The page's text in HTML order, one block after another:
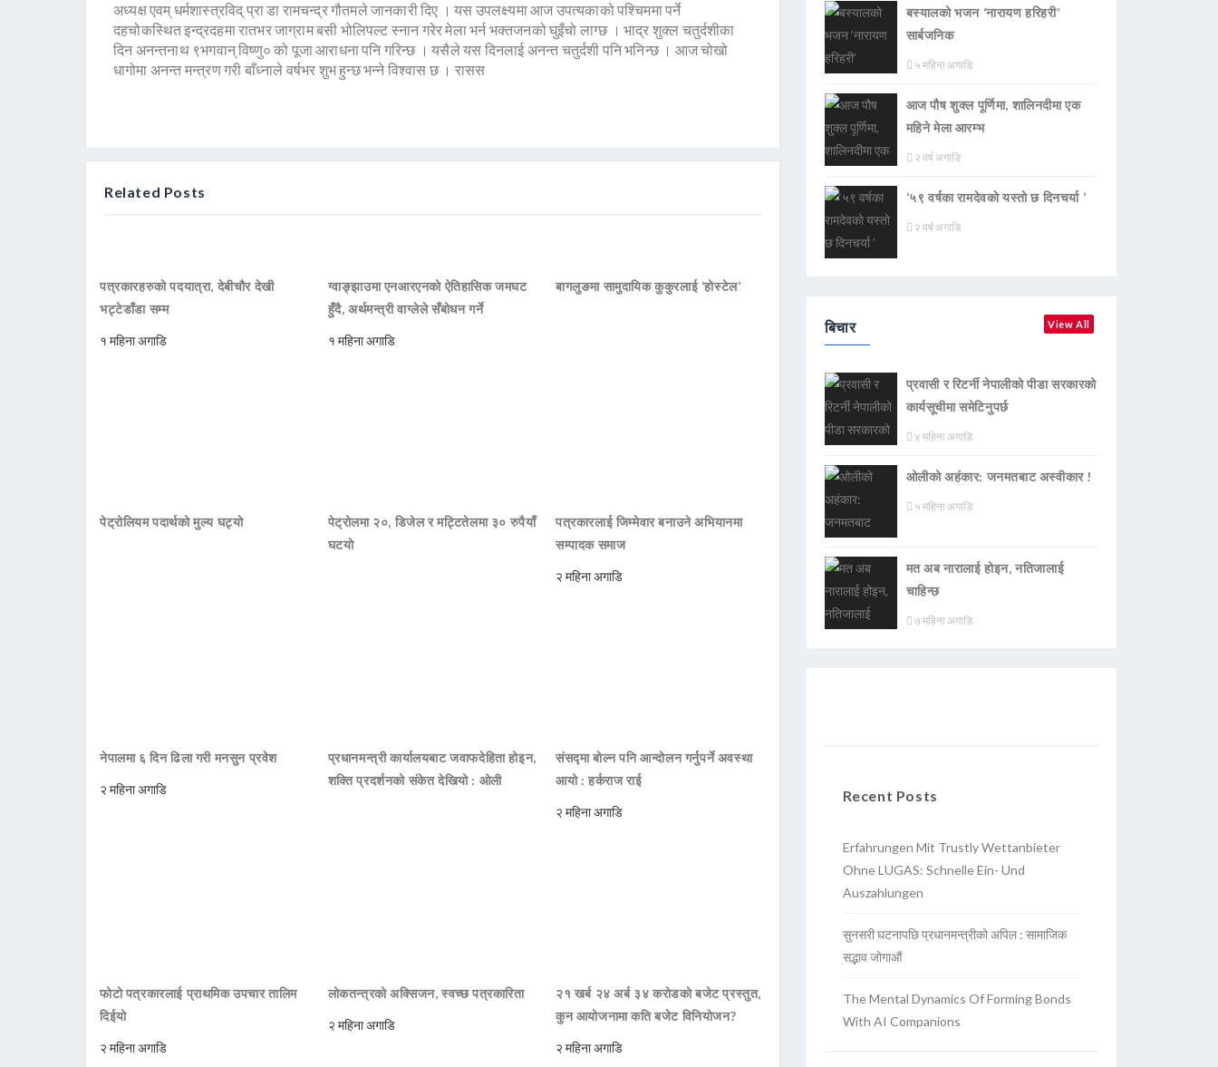
अध्यक्ष एवम् धर्मशास्त्रविद् प्रा डा रामचन्द्र गौतमले जानकारी दिए । यस उपलक्ष्यमा आज उपत्यकाको पश्चिममा पर्ने
दहचोकस्थित इन्द्रदहमा रातभर जाग्राम बसी भोलिपल्ट स्नान गरेर मेला भर्न भक्तजनको घुइँचो लाग्छ । भाद्र शुक्ल चतुर्दशीका
दिन अनन्तनाथ ९भगवान् विष्णु० को पूजा आराधना पनि गरिन्छ । यसैले यस दिनलाई अनन्त चतुर्दशी पनि भनिन्छ । आज चोखो
धागोमा अनन्त मन्त्रण गरी बाँध्नाले वर्षभर शुभ हुन्छ भन्ने विश्वास छ । रासस
Related Posts
पत्रकारहरुको पदयात्रा, देबीचौर देखी
भट्टेडाँडा सम्म
१ महिना अगाडि
ग्वाङ्झाउमा एनआरएनको ऐतिहासिक जमघट
हुँदै, अर्थमन्त्री वाग्लेले सँबोधन गर्ने
१ महिना अगाडि
बागलुङमा सामुदायिक कुकुरलाई ‘होस्टेल’
पेट्रोलियम पदार्थको मुल्य घट्यो
पेट्रोलमा २०, डिजेल र मट्टितेलमा ३० रुपैयाँ
घटयो
पत्रकारलाई जिम्मेवार बनाउने अभियानमा
सम्पादक समाज
२ महिना अगाडि
नेपालमा ६ दिन ढिला गरी मनसुन प्रवेश
२ महिना अगाडि
प्रधानमन्त्री कार्यालयबाट जवाफदेहिता होइन,
शक्ति प्रदर्शनको संकेत देखियो : ओली
संसद्मा बोल्न पनि आन्दोलन गर्नुपर्ने अवस्था
आयो : हर्कराज राई
२ महिना अगाडि
फोटो पत्रकारलाई प्राथमिक उपचार तालिम
दिईयो
२ महिना अगाडि
लोकतन्त्रको अक्सिजन, स्वच्छ पत्रकारिता
२ महिना अगाडि
२१ खर्ब २४ अर्ब ३४ करोडको बजेट प्रस्तुत,
कुन आयोजनामा कति बजेट विनियोजन?
२ महिना अगाडि
बस्यालको भजन ‘नारायण हरिहरी’
सार्बजनिक
५ महिना अगाडि
आज पौष शुक्ल पूर्णिमा, शालिनदीमा एक
महिने मेला आरम्भ
२ वर्ष अगाडि
‘५९ वर्षका रामदेवकाे यस्ताे छ दिनचर्या ’
२ वर्ष अगाडि
बिचार View All
प्रवासी र रिटर्नी नेपालीको पीडा सरकारको
कार्यसूचीमा समेटिनुपर्छ
४ महिना अगाडि
ओलीको अहंकार: जनमतबाट अस्वीकार !
५ महिना अगाडि
मत अब नारालाई होइन, नतिजालाई
चाहिन्छ
७ महिना अगाडि
Recent Posts
Erfahrungen Mit Trustly Wettanbieter
Ohne LUGAS: Schnelle Ein- Und
Auszahlungen
सुनसरी घटनापछि प्रधानमन्त्रीको अपिल : सामाजिक
सद्भाव जोगाऔं
The Mental Dynamics Of Forming Bonds
With AI Companions